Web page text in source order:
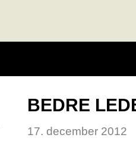
BEDRE
17. december 2012